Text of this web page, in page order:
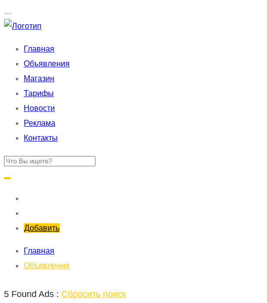
…
Главная
Объявления
Магазин
Тарифы
Новости
Реклама
Контакты
Добавить
Главная
Объявления
5 Found Ads : Сбросить поиск